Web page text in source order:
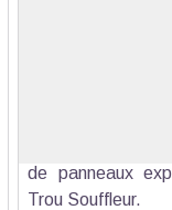
de panneaux
Trou Souffleur.